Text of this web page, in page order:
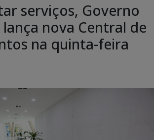
serviços, Governo
nova Central de
na quinta-feira